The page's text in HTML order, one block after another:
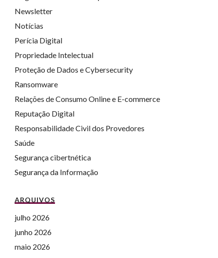
Newsletter
Notícias
Perícia Digital
Propriedade Intelectual
Proteção de Dados e Cybersecurity
Ransomware
Relações de Consumo Online e E-commerce
Reputação Digital
Responsabilidade Civil dos Provedores
Saúde
Segurança cibertnética
Segurança da Informação
ARQUIVOS
julho 2026
junho 2026
maio 2026